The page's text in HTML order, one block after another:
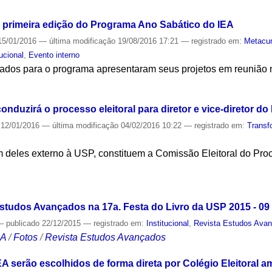
edição do Programa Ano Sabático do IEA
01/2016— última modificação 19/08/2016 17:21— registrado em:
Evento interno
para o programa apresentaram seus projetos em reunião
o processo eleitoral para diretor e vice-diretor do
01/2016— última modificação 04/02/2016 10:22— registrado em:
deles externo à USP, constituem a Comissão Eleitoral do
Avançados na 17a. Festa do Livro da USP 2015 - 09
publicado 22/12/2015— registrado em: Institucional , Revista Estudos
/Fotos /Revista Estudos Avançados
serão escolhidos de forma direta por Colégio Eleitoral